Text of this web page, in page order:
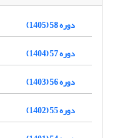
دوره 58 (1405)
دوره 57 (1404)
دوره 56 (1403)
دوره 55 (1402)